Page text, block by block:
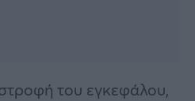
του εγκεφάλου,